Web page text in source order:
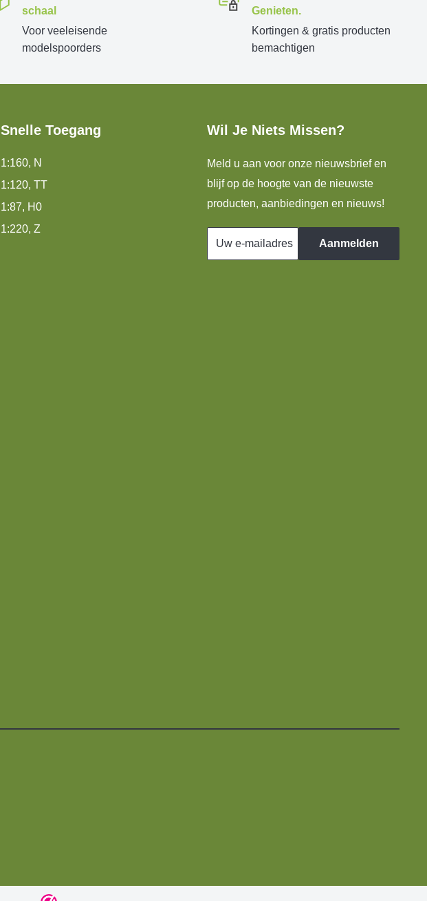
schaal
Voor veeleisende
modelspoorders
Genieten.
Kortingen & gratis producten
bemachtigen
Snelle Toegang
1:160, N
1:120, TT
1:87, H0
1:220, Z
Wil Je Niets Missen?
Meld u aan voor onze nieuwsbrief en
blijf op de hoogte van de nieuwste
producten, aanbiedingen en nieuws!
Uw e-mailadres Aanmelden